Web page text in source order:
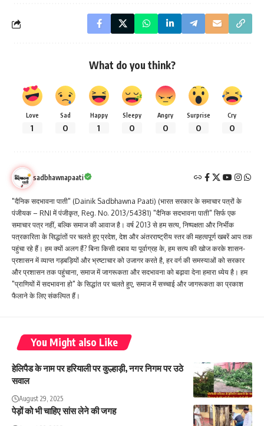
What do you think?
Love
1
Sad
0
Happy
1
Sleepy
0
Angry
0
Surprise
0
Cry
0
sadbhawnapaati
"दैनिक सदभावना पाती" (Dainik Sadbhawna Paati) (भारत सरकार के समाचार पत्रों के
पंजीयक – RNI में पंजीकृत, Reg. No. 2013/54381) "दैनिक सदभावना पाती" सिर्फ एक
समाचार पत्र नहीं, बल्कि समाज की आवाज है। वर्ष 2013 से हम सत्य, निष्पक्षता और निर्भीक
पत्रकारिता के सिद्धांतों पर चलते हुए प्रदेश, देश और अंतरराष्ट्रीय स्तर की महत्वपूर्ण खबरें आप तक
पहुंचा रहे हैं। हम क्यों अलग हैं? बिना किसी दबाव या पूर्वाग्रह के, हम सत्य की खोज करके शासन-
प्रशासन में व्याप्त गड़बड़ियों और भ्रष्टाचार को उजागर करते है, हर वर्ग की समस्याओं को सरकार
और प्रशासन तक पहुंचाना, समाज में जागरूकता और सदभावना को बढ़ावा देना हमारा ध्येय है। हम
"प्राणियों में सदभावना हो" के सिद्धांत पर चलते हुए, समाज में सच्चाई और जागरूकता का प्रकाश
फैलाने के लिए संकल्पित हैं।
You Might also Like
हेलिपैड के नाम पर हरियाली पर कुल्हाड़ी, नगर निगम पर उठे
सवाल
August 29, 2025
पेड़ों को भी चाहिए सांस लेने की जगह